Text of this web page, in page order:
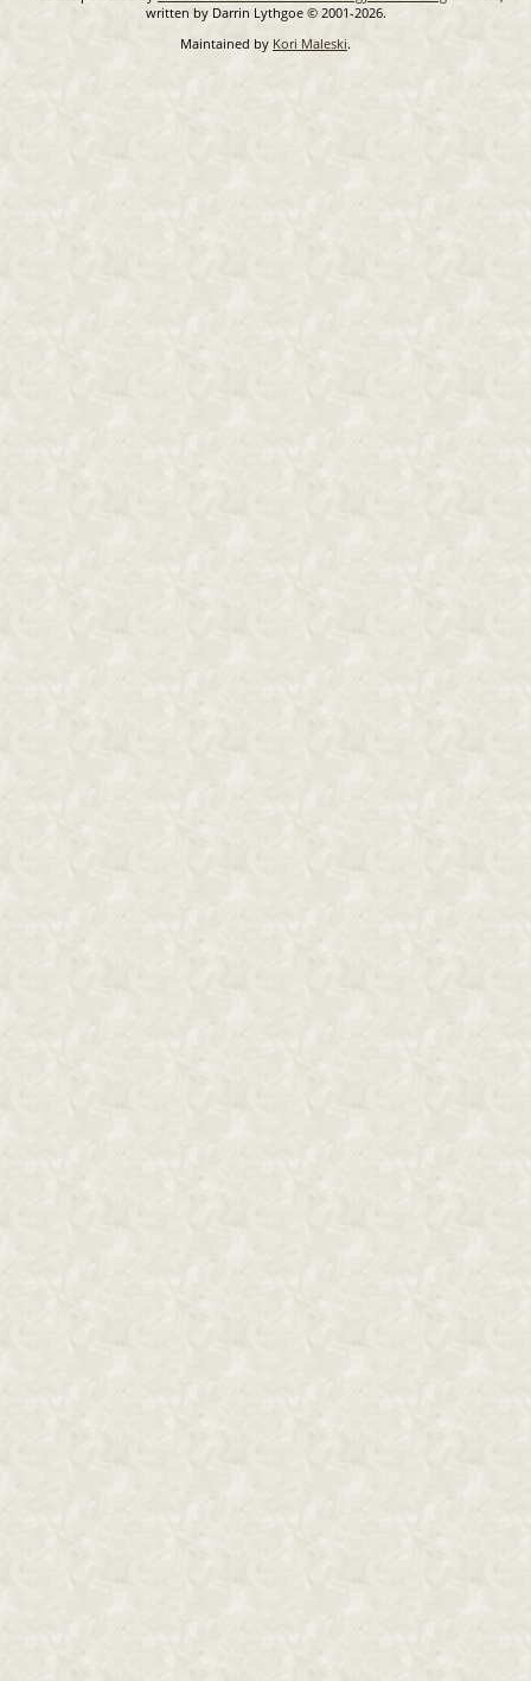
written by Darrin Lythgoe © 2001-2026.
Maintained by Kori Maleski.